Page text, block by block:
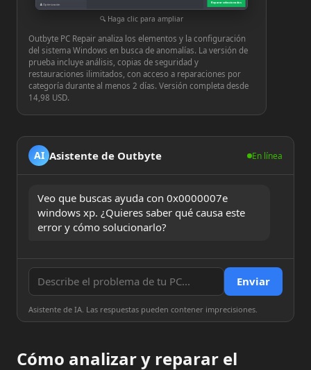
♟Optimización
Reparar seleccionados
Haga clic para ampliar
Outbyte PC Repair analiza los elementos y la configuración
del sistema Windows en busca de anomalías. La versión de
prueba incluye análisis, copias de seguridad y
restauraciones ilimitados, con acceso a reparaciones por
categoría durante al menos 2 días. Versión completa desde
14,98 USD.
AI Asistente de Outbyte En línea
Veo que buscas ayuda con 0x0000007e
windows xp. ¿Quieres saber qué causa este
error y cómo solucionarlo?
Enviar
Asistente de IA. Las respuestas pueden contener imprecisiones.
Cómo analizar y reparar el